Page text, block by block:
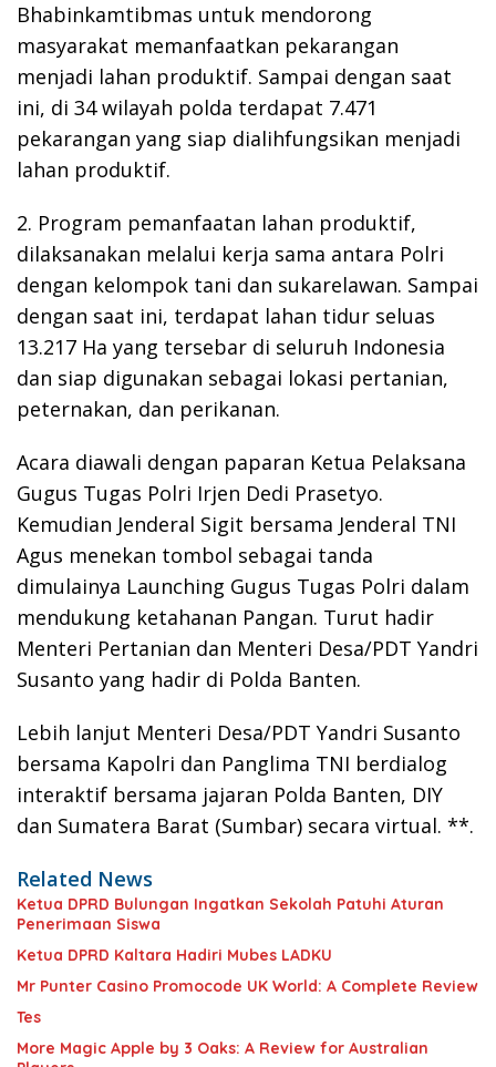
Bhabinkamtibmas untuk mendorong
masyarakat memanfaatkan pekarangan
menjadi lahan produktif. Sampai dengan saat
ini, di 34 wilayah polda terdapat 7.471
pekarangan yang siap dialihfungsikan menjadi
lahan produktif.
2. Program pemanfaatan lahan produktif,
dilaksanakan melalui kerja sama antara Polri
dengan kelompok tani dan sukarelawan. Sampai
dengan saat ini, terdapat lahan tidur seluas
13.217 Ha yang tersebar di seluruh Indonesia
dan siap digunakan sebagai lokasi pertanian,
peternakan, dan perikanan.
Acara diawali dengan paparan Ketua Pelaksana
Gugus Tugas Polri Irjen Dedi Prasetyo.
Kemudian Jenderal Sigit bersama Jenderal TNI
Agus menekan tombol sebagai tanda
dimulainya Launching Gugus Tugas Polri dalam
mendukung ketahanan Pangan. Turut hadir
Menteri Pertanian dan Menteri Desa/PDT Yandri
Susanto yang hadir di Polda Banten.
Lebih lanjut Menteri Desa/PDT Yandri Susanto
bersama Kapolri dan Panglima TNI berdialog
interaktif bersama jajaran Polda Banten, DIY
dan Sumatera Barat (Sumbar) secara virtual. **.
Related News
Ketua DPRD Bulungan Ingatkan Sekolah Patuhi Aturan
Penerimaan Siswa
Ketua DPRD Kaltara Hadiri Mubes LADKU
Mr Punter Casino Promocode UK World: A Complete Review
Tes
More Magic Apple by 3 Oaks: A Review for Australian